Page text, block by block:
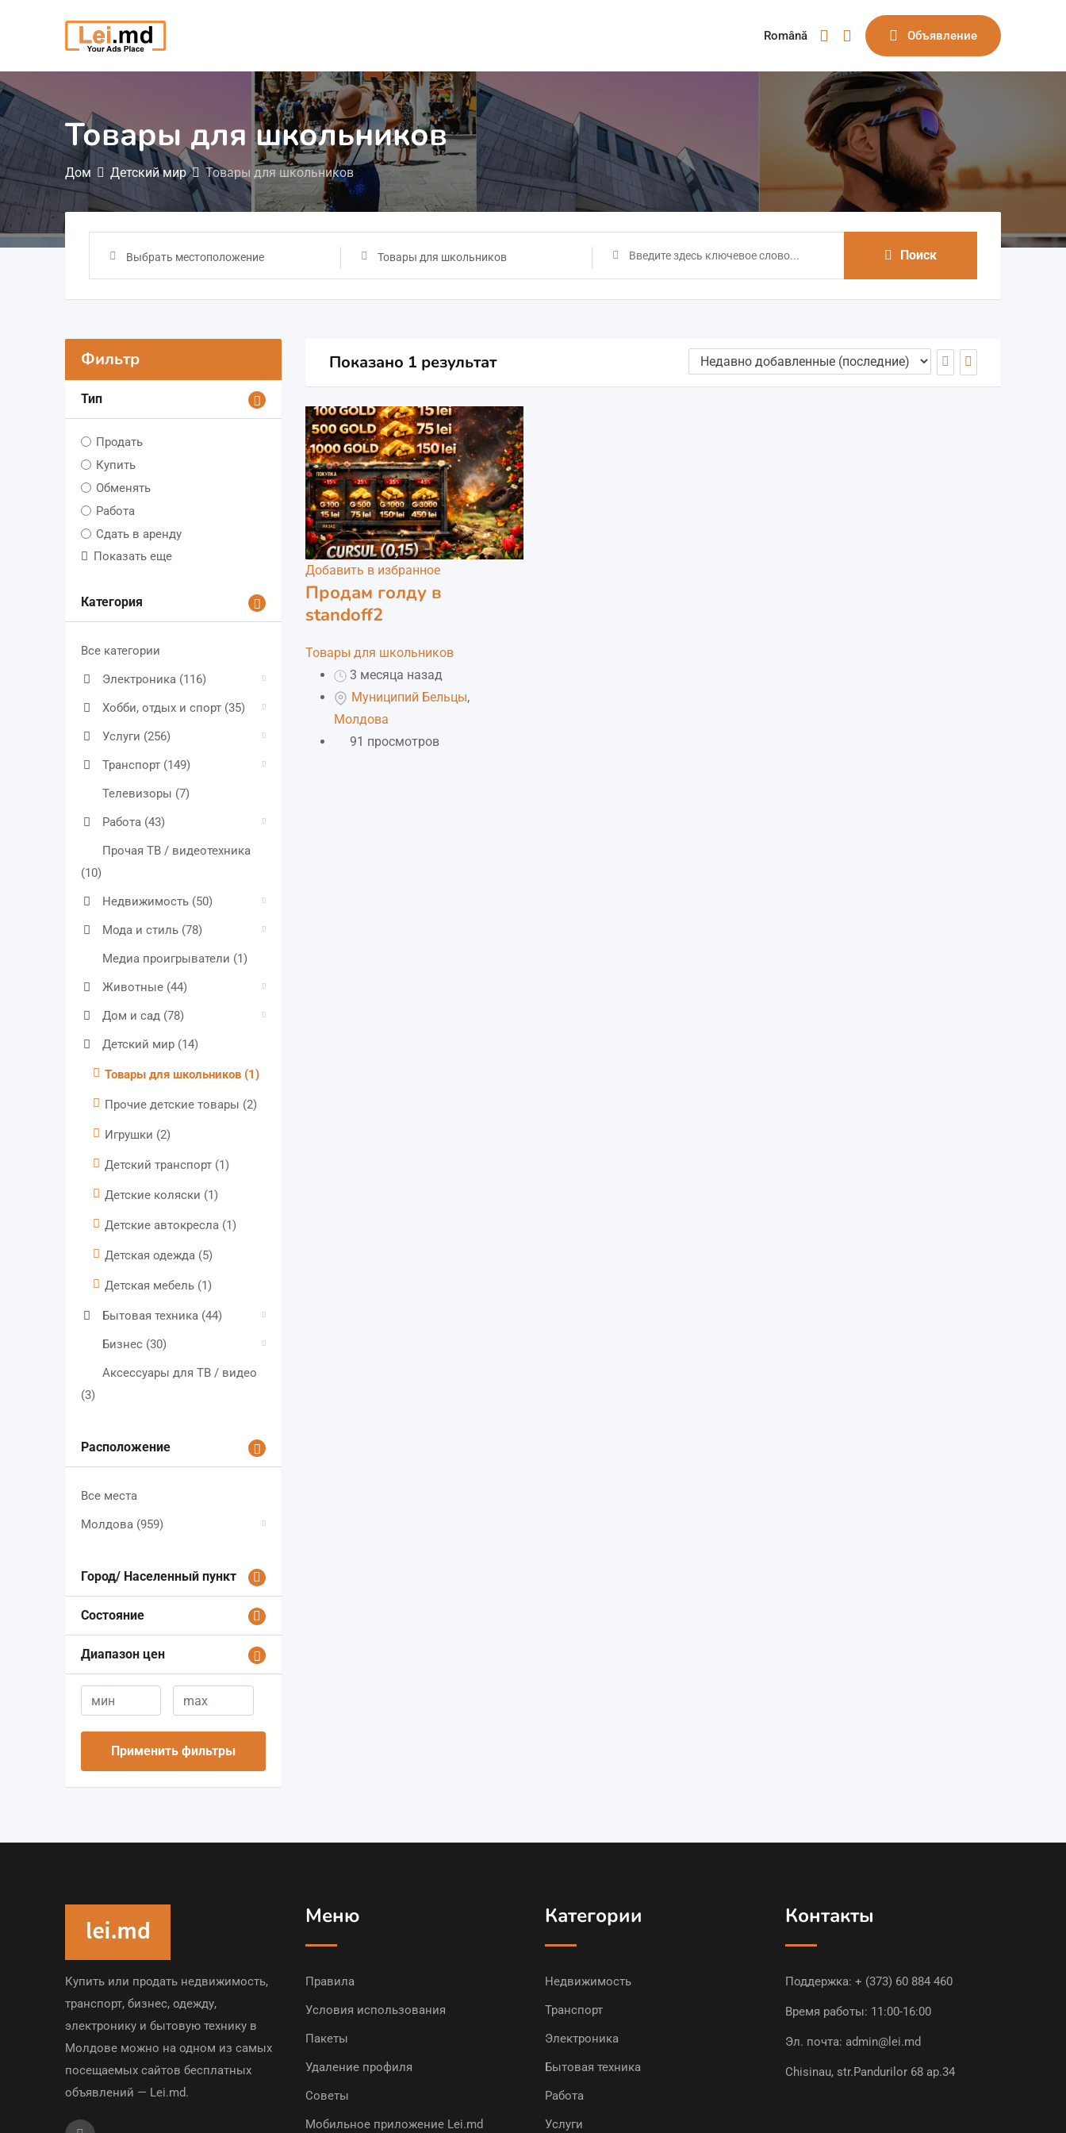
содержимому
Română Объявление
Товары для школьников
Дом Детский мир Товары для школьников
Выбрать местоположение Товары для школьников Поиск
Фильтр
Тип
Продать
Купить
Обменять
Работа
Сдать в аренду
Показать еще
Категория
Все категории
Электроника (116)
Хобби, отдых и спорт (35)
Услуги (256)
Транспорт (149)
Телевизоры (7)
Работа (43)
Прочая ТВ / видеотехника
(10)
Недвижимость (50)
Мода и стиль (78)
Медиа проигрыватели (1)
Животные (44)
Дом и сад (78)
Детский мир (14)
Товары для школьников (1)
Прочие детские товары (2)
Игрушки (2)
Детский транспорт (1)
Детские коляски (1)
Детские автокресла (1)
Детская одежда (5)
Детская мебель (1)
Бытовая техника (44)
Бизнес (30)
Аксессуары для ТВ / видео
(3)
Расположение
Все места
Молдова (959)
Город/ Населенный пункт
Состояние
Диапазон цен
Применить фильтры
Показано 1 результат
Добавить в избранное
Продам голду в
standoff2
Товары для школьников
3 месяца назад
Муниципий Бельцы,
Молдова
91 просмотров
Купить или продать недвижимость,
транспорт, бизнес, одежду,
электронику и бытовую технику в
Молдове можно на одном из самых
посещаемых сайтов бесплатных
объявлений — Lei.md.
Меню
Правила
Условия использования
Пакеты
Удаление профиля
Советы
Мобильное приложение Lei.md
Категории
Недвижимость
Транспорт
Электроника
Бытовая техника
Работа
Услуги
Контакты
Поддержка: + (373) 60 884 460
Время работы: 11:00-16:00
Эл. почта: admin@lei.md
Chisinau, str.Pandurilor 68 ap.34